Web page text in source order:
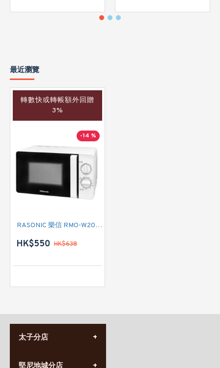
最近瀏覽
轉數快或轉帳額外回贈
3%
-14 %
RASONIC 樂信 RMO-W208MG 微波爐
HK$550 HK$638
太子分店
營業時間: